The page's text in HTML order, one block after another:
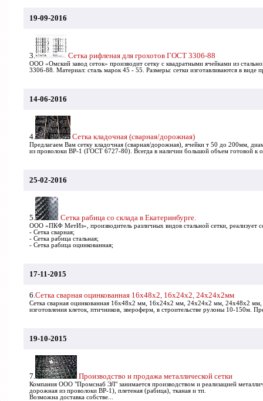
19-09-2016
3. Сетка рифленая для грохотов ГОСТ 3306-88
ООО «Омский завод сеток» производит сетку с квадратными ячейками из
3306-88. Материал: сталь марок 45 - 55. Размеры: сетки изготавливаются в виде
14-06-2016
4. Сетка кладочная (сварная/дорожная)
Предлагаем Вам сетку кладочная (сварная/дорожная), ячейки т 50 до 200мм,
из проволоки ВР-1 (ГОСТ 6727-80). Всегда в наличии большой объем готовой к
25-02-2016
5. Сетка рабица со склада в Екатеринбурге.
ООО «ПКФ МетИз», производитель различных видов стальной сетки, реализует
- Сетка сварная;
- Сетка рабица стальная;
- Сетка рабица оцинкованная;
17-11-2015
6.Сетка сварная оцинкованная 16х48х2, 16х24х2, 24х24х2мм
Сетка сварная оцинкованная 16х48х2 мм, 16х24х2 мм, 24х24х2 мм, 24х48х2 мм,
изготовления клеток, птичников, звероферм, в строительстве рулоны 10-150м.
19-10-2015
7. Производство и продажа металлической сетки
Компания ООО "Промснаб ЭЛ" занимается производством и реализацией
дорожная из проволоки ВР-1), плетеная (рабица), тканая и тп.
Возможна доставка собстве...